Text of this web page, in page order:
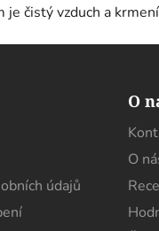
je čistý vzduch a
údajů
O
O